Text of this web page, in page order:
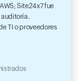
Site24x7 fue
TI o proveedores